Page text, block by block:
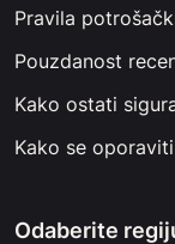
Pravila
Pouzdanost
Kako ostati
Kako se
Odaberite